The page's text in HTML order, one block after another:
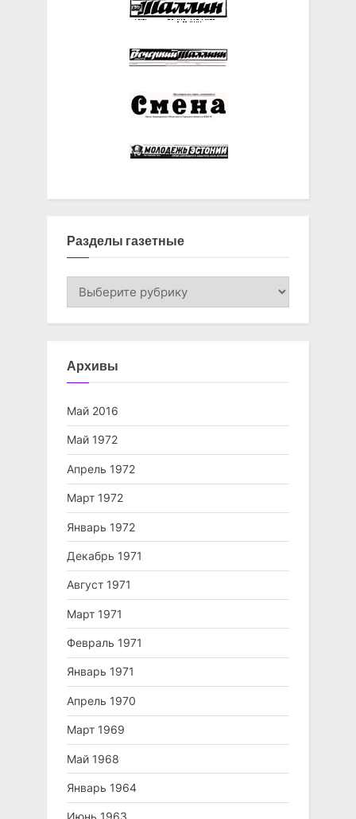
Разделы газетные
Разделы
Архивы
Май 2016
Май 1972
Апрель 1972
Март 1972
Январь 1972
Декабрь 1971
Август 1971
Март 1971
Февраль 1971
Январь 1971
Апрель 1970
Март 1969
Май 1968
Январь 1964